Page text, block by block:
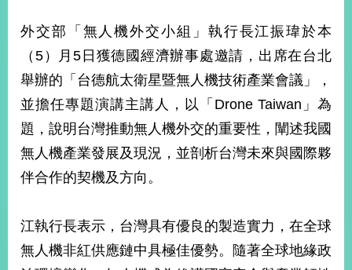
經
濟
不
落
國
台
海
和
平
照
回
外交部「無人機外交小組」執行長江振瑋於本
（5）月5日獲德國經濟辦事處邀請，出席在台北
舉辦的「台德航太衛星暨無人機技術產業會議」，
並擔任專題演講主講人，以「Drone Taiwan」為
題，說明台灣推動無人機外交的重要性，闡述我國
無人機產業發展及現況，並剖析台灣未來與國際夥
伴合作的契機及方向。
江執行長表示，台灣具有優良的製造實力，在全球
無人機非紅供應鏈中具極佳優勢。隨著全球地緣政